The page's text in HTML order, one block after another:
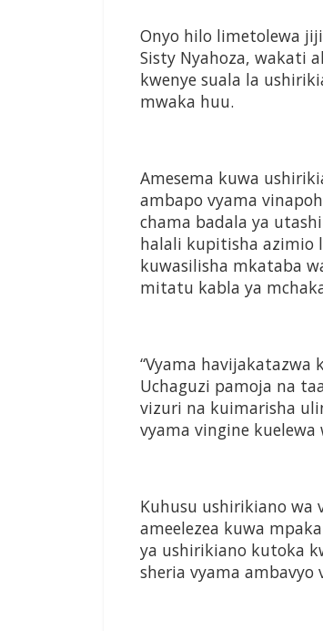
Onyo hilo limetolewa
Sisty Nyahoza, wakati
kwenye suala la
mwaka huu.
Amesema kuwa
ambapo vyama
chama badala ya
halali kupitisha azimio
kuwasilisha mkataba
mitatu kabla ya
“Vyama
Uchaguzi pamoja na
vizuri na kuimarisha
vyama vingine kuelewa
Kuhusu ushirikiano wa
ameelezea kuwa
ya ushirikiano kutoka
sheria vyama ambavyo